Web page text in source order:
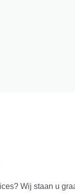
Wij staan u